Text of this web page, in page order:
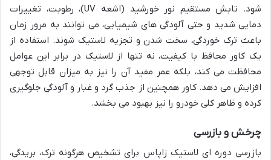
شود. تابش مستقیم نور خورشید (اشعه UV)، رطوبت، تغییرات
دمایی شدید و حتی آلودگی های شیمیایی، می توانند به مرور زمان
باعث ترک خوردگی، سخت شدن و تجزیه لاستیک شوند. استفاده از
یک کاور محافظ با کیفیت، نه تنها از لاستیک در برابر این عوامل
محافظت می کند، بلکه عمر مفید آن را نیز به میزان قابل توجهی
افزایش می دهد. کاور همچنین از جذب گرد و غبار و آلودگی جلوگیری
کرده و ظاهر کلی خودرو را نیز بهبود می بخشد.
چرخش و بازرسی
بازرسی دوره ای لاستیک زاپاس برای تشخیص هرگونه ترک، بریدگی،